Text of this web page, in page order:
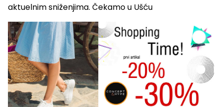
aktuelnim sniženjima. Čekamo u Ušću